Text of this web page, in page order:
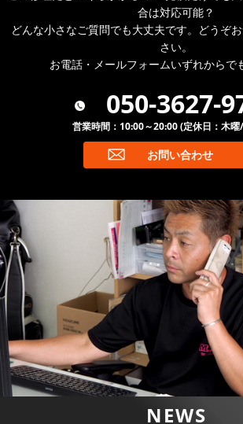
合は対応可能？
どんな小さなご質問でも大丈夫です。どうぞ
さい。
お電話・メールフォームいずれからで
050-3627-
営業時間：10:00～20:00 (定休日：木
お問い合わせ
NEWS